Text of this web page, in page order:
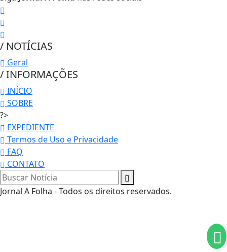
/ NOTÍCIAS
Geral
/ INFORMAÇÕES
INÍCIO
SOBRE
?>
EXPEDIENTE
Termos de Uso e Privacidade
FAQ
CONTATO
Jornal A Folha - Todos os direitos reservados.
Termos de Uso e Privacidade
Esse site utiliza cookies para melhorar sua
experiência de navegação. Ao continuar o acesso,